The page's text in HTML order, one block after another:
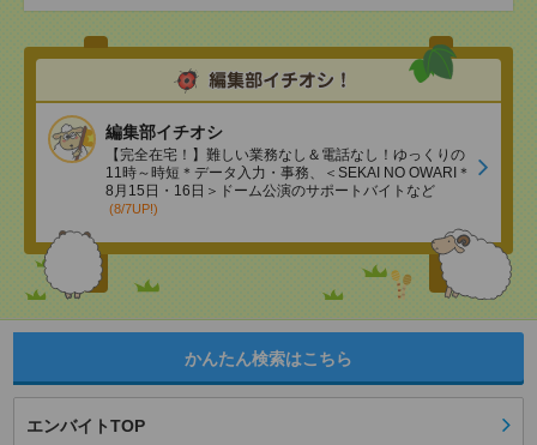
編集部イチオシ
【完全在宅！】難しい業務なし＆電話なし！ゆっくりの
11時～時短＊データ入力・事務、＜SEKAI NO OWARI＊
8月15日・16日＞ドーム公演のサポートバイトなど
(8/7UP!)
かんたん検索はこちら
エンバイトTOP